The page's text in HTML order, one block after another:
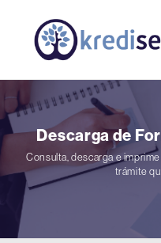
Descarga de
Consulta, descarga e
trámite